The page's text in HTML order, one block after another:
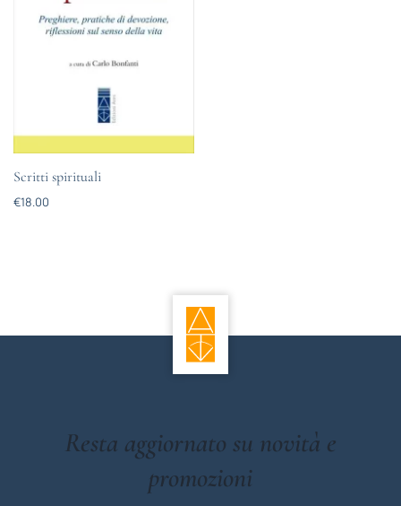
Scritti spirituali
€18.00
Resta aggiornato su novità e
promozioni